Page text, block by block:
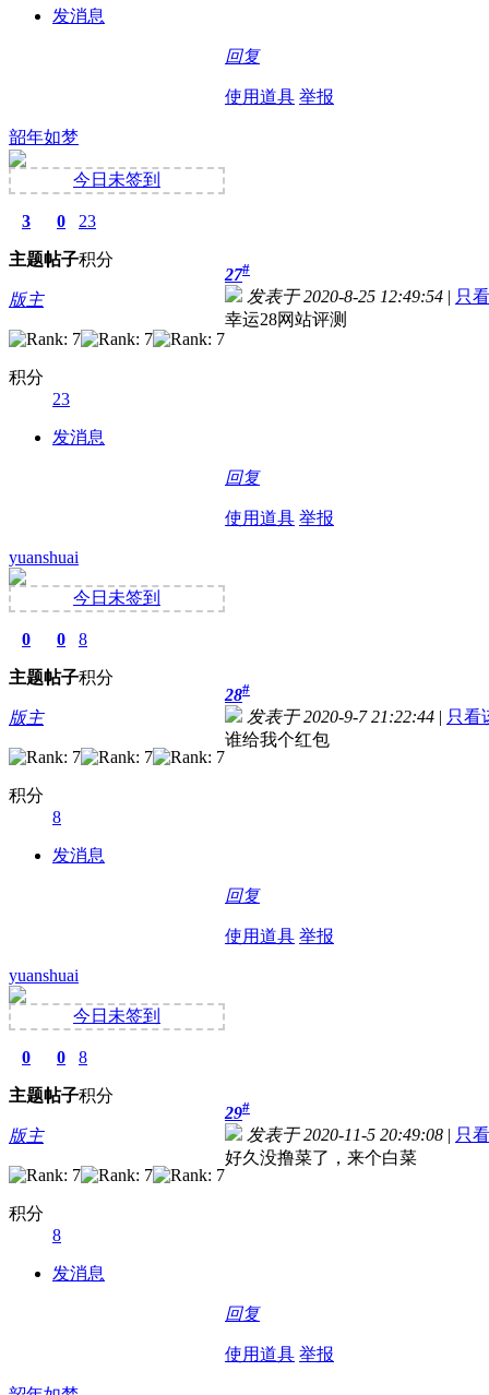
发消息
回复
使用道具 举报
韶年如梦
今日未签到
3
主题
0
帖子
23
积分
版主
积分
23
发消息
27#
发表于 2020-8-25 12:49:54 | 只
幸运28网站评测
回复
使用道具 举报
yuanshuai
今日未签到
0
主题
0
帖子
8
积分
版主
积分
8
发消息
28#
发表于 2020-9-7 21:22:44 | 只看
谁给我个红包
回复
使用道具 举报
yuanshuai
今日未签到
0
主题
0
帖子
8
积分
版主
积分
8
发消息
29#
发表于 2020-11-5 20:49:08 | 只
好久没撸菜了，来个白菜
回复
使用道具 举报